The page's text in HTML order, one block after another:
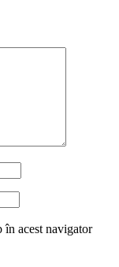
în acest navigator